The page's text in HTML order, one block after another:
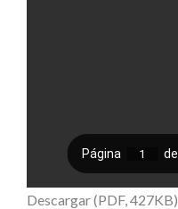
Descargar (PDF, 427KB)